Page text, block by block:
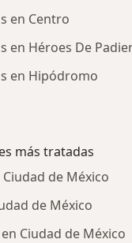
en Centro
en Héroes De
en Hipódromo
más tratadas
de México
de México
Ciudad de México